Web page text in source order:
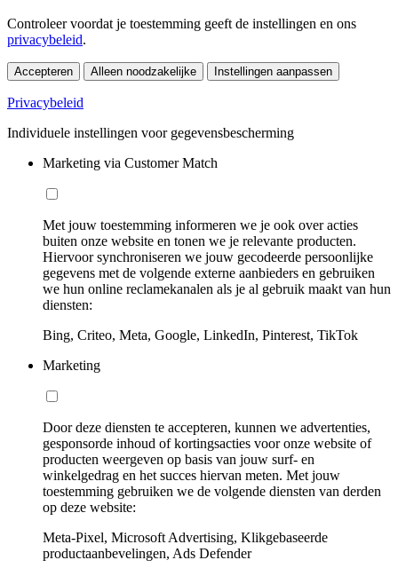
Controleer voordat je toestemming geeft de instellingen en ons
privacybeleid.
Accepteren Alleen noodzakelijke Instellingen aanpassen
Privacybeleid
Individuele instellingen voor gegevensbescherming
Marketing via Customer Match
Met jouw toestemming informeren we je ook over acties
buiten onze website en tonen we je relevante producten.
Hiervoor synchroniseren we jouw gecodeerde persoonlijke
gegevens met de volgende externe aanbieders en gebruiken
we hun online reclamekanalen als je al gebruik maakt van hun
diensten:
Bing, Criteo, Meta, Google, LinkedIn, Pinterest, TikTok
Marketing
Door deze diensten te accepteren, kunnen we advertenties,
gesponsorde inhoud of kortingsacties voor onze website of
producten weergeven op basis van jouw surf- en
winkelgedrag en het succes hiervan meten. Met jouw
toestemming gebruiken we de volgende diensten van derden
op deze website:
Meta-Pixel, Microsoft Advertising, Klikgebaseerde
productaanbevelingen, Ads Defender